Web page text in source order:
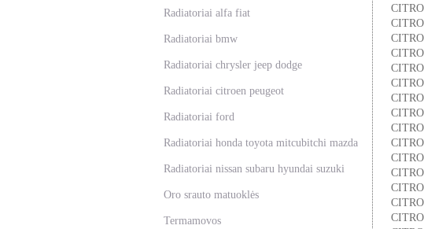
Radiatoriai alfa fiat
Radiatoriai bmw
Radiatoriai chrysler jeep dodge
Radiatoriai citroen peugeot
Radiatoriai ford
Radiatoriai honda toyota mitcubitchi mazda
Radiatoriai nissan subaru hyundai suzuki
Oro srauto matuoklės
Termamovos